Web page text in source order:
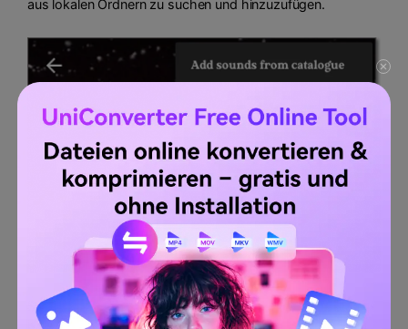
aus lokalen Ordnern zu suchen und hinzuzufügen.
Schritt 4. Tippen Sie auf die Schaltfläche mit dem roten
Kreis, um mit der Verarbeitung Ihrer GIF-Datei mit Ton zu